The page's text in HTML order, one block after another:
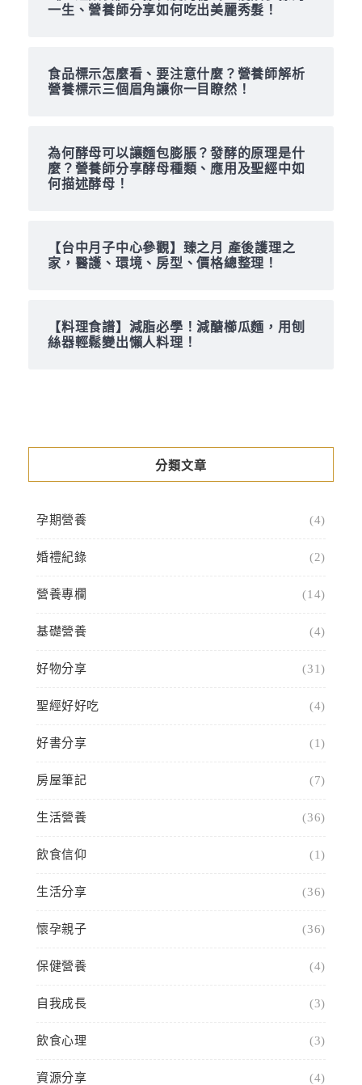
一生、營養師分享如何吃出美麗秀髮！
食品標示怎麼看、要注意什麼？營養師解析
營養標示三個眉角讓你一目瞭然！
為何酵母可以讓麵包膨脹？發酵的原理是什
麼？營養師分享酵母種類、應用及聖經中如
何描述酵母！
【台中月子中心參觀】臻之月 產後護理之
家，醫護、環境、房型、價格總整理！
【料理食譜】減脂必學！減醣櫛瓜麵，用刨
絲器輕鬆變出懶人料理！
分類文章
孕期營養 (4)
婚禮紀錄 (2)
營養專欄 (14)
基礎營養 (4)
好物分享 (31)
聖經好好吃 (4)
好書分享 (1)
房屋筆記 (7)
生活營養 (36)
飲食信仰 (1)
生活分享 (36)
懷孕親子 (36)
保健營養 (4)
自我成長 (3)
飲食心理 (3)
資源分享 (4)